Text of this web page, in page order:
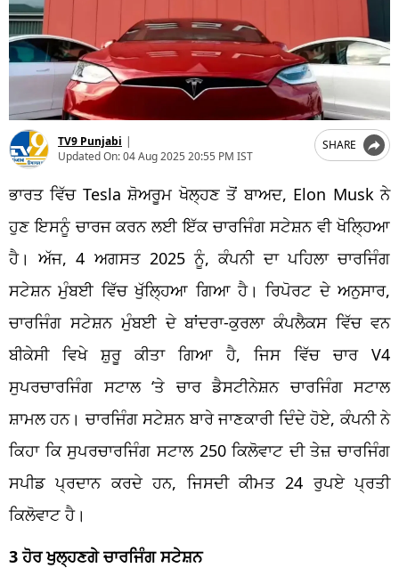
TV9 Punjabi |
Updated On:04 Aug 2025 20:55 PM IST
SHARE
ਭਾਰਤ ਵਿੱਚ Tesla ਸ਼ੋਅਰੂਮ ਖੋਲ੍ਹਣ ਤੋਂ ਬਾਅਦ, Elon Musk ਨੇ
ਹੁਣ ਇਸਨੂੰ ਚਾਰਜ ਕਰਨ ਲਈ ਇੱਕ ਚਾਰਜਿੰਗ ਸਟੇਸ਼ਨ ਵੀ ਖੋਲ੍ਹਿਆ
ਹੈ। ਅੱਜ, 4 ਅਗਸਤ 2025 ਨੂੰ, ਕੰਪਨੀ ਦਾ ਪਹਿਲਾ ਚਾਰਜਿੰਗ
ਸਟੇਸ਼ਨ ਮੁੰਬਈ ਵਿੱਚ ਖੁੱਲ੍ਹਿਆ ਗਿਆ ਹੈ। ਰਿਪੋਰਟ ਦੇ ਅਨੁਸਾਰ,
ਚਾਰਜਿੰਗ ਸਟੇਸ਼ਨ ਮੁੰਬਈ ਦੇ ਬਾਂਦਰਾ-ਕੁਰਲਾ ਕੰਪਲੈਕਸ ਵਿੱਚ ਵਨ
ਬੀਕੇਸੀ ਵਿਖੇ ਸ਼ੁਰੂ ਕੀਤਾ ਗਿਆ ਹੈ, ਜਿਸ ਵਿੱਚ ਚਾਰ V4
ਸੁਪਰਚਾਰਜਿੰਗ ਸਟਾਲ ‘ਤੇ ਚਾਰ ਡੈਸਟੀਨੇਸ਼ਨ ਚਾਰਜਿੰਗ ਸਟਾਲ
ਸ਼ਾਮਲ ਹਨ। ਚਾਰਜਿੰਗ ਸਟੇਸ਼ਨ ਬਾਰੇ ਜਾਣਕਾਰੀ ਦਿੰਦੇ ਹੋਏ, ਕੰਪਨੀ ਨੇ
ਕਿਹਾ ਕਿ ਸੁਪਰਚਾਰਜਿੰਗ ਸਟਾਲ 250 ਕਿਲੋਵਾਟ ਦੀ ਤੇਜ਼ ਚਾਰਜਿੰਗ
ਸਪੀਡ ਪ੍ਰਦਾਨ ਕਰਦੇ ਹਨ, ਜਿਸਦੀ ਕੀਮਤ 24 ਰੁਪਏ ਪ੍ਰਤੀ
ਕਿਲੋਵਾਟ ਹੈ।
3 ਹੋਰ ਖੁਲ੍ਹਣਗੇ ਚਾਰਜਿੰਗ ਸਟੇਸ਼ਨ